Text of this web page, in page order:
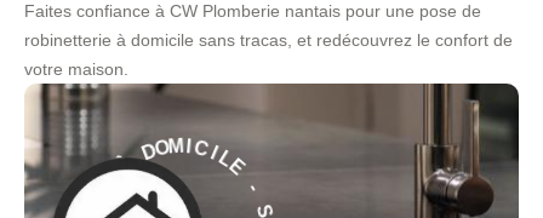
Faites confiance à CW Plomberie nantais pour une pose de
robinetterie à domicile sans tracas, et redécouvrez le confort de
votre maison.
D
OMICILE -
S E
R
V